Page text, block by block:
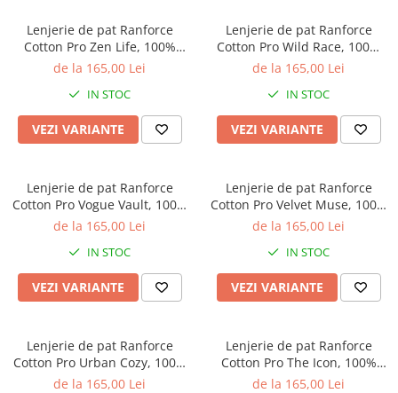
Alba
Neagra
Galbena
Gri
Mov
Roz
Bej
Imprimeu
Cu dungi
Cu inimioare
Lenjerie de pat Ranforce
Cotton Pro Zen Life, 100%
bumbac, galben, imprimeu cu
de la 165,00 Lei
IN STOC
VEZI VARIANTE
Lenjerie de pat Ranforce
Cotton Pro Wild Race, 100%
bumbac, maro, imprimeu
de la 165,00 Lei
IN STOC
VEZI VARIANTE
Lenjerie de pat Ranforce
Cotton Pro Vogue Vault, 100%
bumbac, gri deschis,
de la 165,00 Lei
IN STOC
VEZI VARIANTE
Lenjerie de pat Ranforce
Cotton Pro Velvet Muse, 100%
bumbac, verde inchis,
de la 165,00 Lei
IN STOC
VEZI VARIANTE
Lenjerie de pat Ranforce
Cotton Pro Urban Cozy, 100%
bumbac, bej, imprimeu
de la 165,00 Lei
Lenjerie de pat Ranforce
Cotton Pro The Icon, 100%
bumbac, alb, imprimeu
de la 165,00 Lei